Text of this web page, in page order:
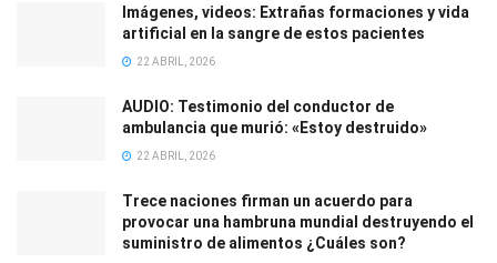
Imágenes, videos: Extrañas formaciones y vida
artificial en la sangre de estos pacientes
22 ABRIL, 2026
AUDIO: Testimonio del conductor de
ambulancia que murió: «Estoy destruido»
22 ABRIL, 2026
Trece naciones firman un acuerdo para
provocar una hambruna mundial destruyendo el
suministro de alimentos ¿Cuáles son?